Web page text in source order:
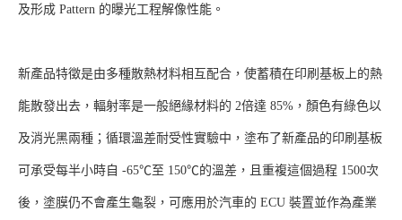
及形成 Pattern 的曝光工程解像性能。
新產品特徵是由多種散熱材料相互配合，使蓄積在印刷基板上的熱
能散發出去，輻射率是一般絕緣材料的 2倍達 85%，顏色有綠色以
及消光黑兩種；循環溫差耐受性實驗中，塗布了新產品的印刷基板
可承受每半小時自 -65℃至 150℃的溫差，且重複這個過程 1500次
後，塗膜仍不會產生龜裂，可應用於汽車的 ECU 裝置並作為產業